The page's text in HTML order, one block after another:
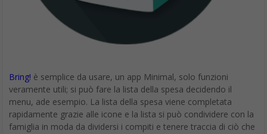
Bring! è semplice da usare, un app Minimal, solo funzioni
veramente utili; si può fare la lista della spesa decidendo il
menu, ade esempio. La lista della spesa viene completata
rapidamente grazie alle icone e la lista si può condividere con la
famiglia in moda da dividersi i compiti e tenere traccia di ciò che